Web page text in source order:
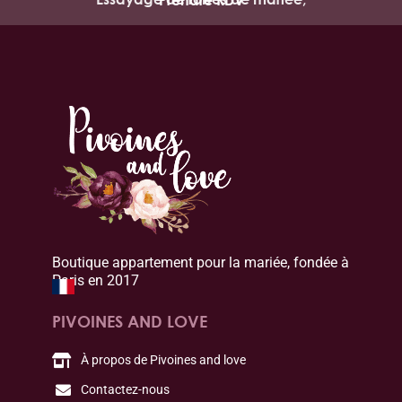
Boutique appartement pour la mariée, fondée à
Paris en 2017
PIVOINES AND LOVE
À propos de Pivoines and love
Contactez-nous